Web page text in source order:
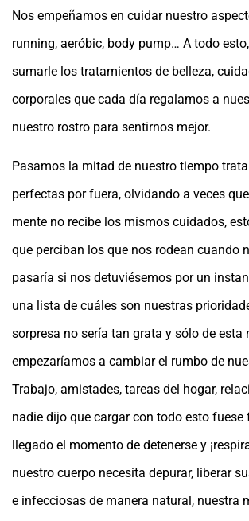
Nos empeñamos en cuidar nuestro
running, aeróbic, body pump… A todo
sumarle los tratamientos de belleza,
corporales que cada día regalamos a
nuestro rostro para sentirnos mejor.
Pasamos la mitad de nuestro tiempo
perfectas por fuera, olvidando a veces
mente no recibe los mismos cuidados,
que perciban los que nos rodean cuando
pasaría si nos detuviésemos por un
una lista de cuáles son nuestras
sorpresa no sería tan grata y sólo de esta
empezaríamos a cambiar el rumbo de
Trabajo, amistades, tareas del hogar,
nadie dijo que cargar con todo esto fuese
llegado el momento de detenerse y
nuestro cuerpo necesita depurar, liberar
e infecciosas de manera natural, nuestra